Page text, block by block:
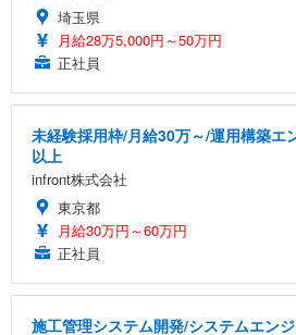
埼玉県
月給28万5,000円～50万円
正社員
未経験採用枠/月給30万～/運用構築エ
以上
infront株式会社
東京都
月給30万円～60万円
正社員
施工管理システム開発/システムエン